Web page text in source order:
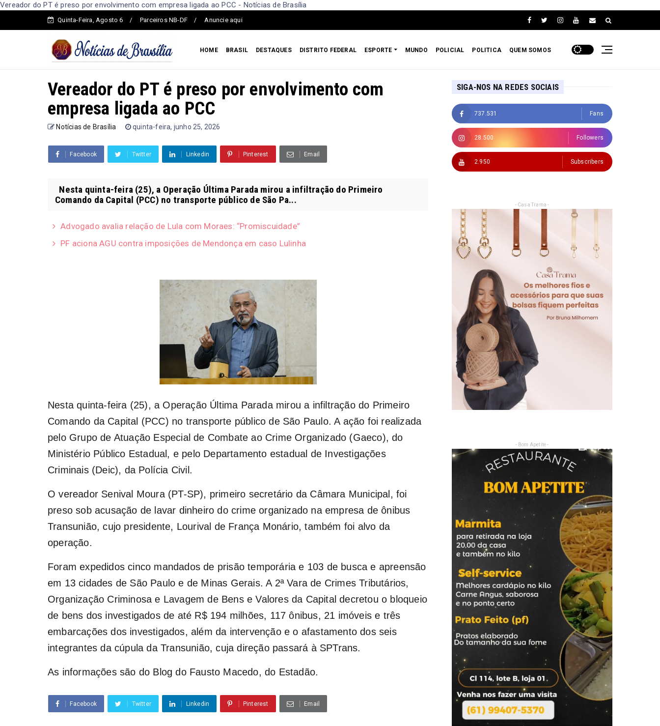
Vereador do PT é preso por envolvimento com empresa ligada ao PCC - Notícias de Brasília
Quinta-Feira, Agosto 6 Parceiros NB-DF Anuncie aqui
HOME BRASIL DESTAQUES DISTRITO FEDERAL ESPORTE MUNDO POLICIAL POLITICA QUEM SOMOS
Vereador do PT é preso por envolvimento com
empresa ligada ao PCC
Notícias de Brasília quinta-feira, junho 25, 2026
Facebook Twitter Linkedin Pinterest Email
Nesta quinta-feira (25), a Operação Última Parada mirou a infiltração do Primeiro
Comando da Capital (PCC) no transporte público de São Pa...
Advogado avalia relação de Lula com Moraes: “Promiscuidade”
PF aciona AGU contra imposições de Mendonça em caso Lulinha
Nesta quinta-feira (25), a Operação Última Parada mirou a infiltração do Primeiro
Comando da Capital (PCC) no transporte público de São Paulo. A ação foi realizada
pelo Grupo de Atuação Especial de Combate ao Crime Organizado (Gaeco), do
Ministério Público Estadual, e pelo Departamento estadual de Investigações
Criminais (Deic), da Polícia Civil.
O vereador Senival Moura (PT-SP), primeiro secretário da Câmara Municipal, foi
preso sob acusação de lavar dinheiro do crime organizado na empresa de ônibus
Transunião, cujo presidente, Lourival de França Monário, também foi alvo da
operação.
Foram expedidos cinco mandados de prisão temporária e 103 de busca e apreensão
em 13 cidades de São Paulo e de Minas Gerais. A 2ª Vara de Crimes Tributários,
Organização Criminosa e Lavagem de Bens e Valores da Capital decretou o bloqueio
de bens dos investigados de até R$ 194 milhões, 117 ônibus, 21 imóveis e três
embarcações dos investigados, além da intervenção e o afastamento dos seis
integrantes da cúpula da Transunião, cuja direção passará à SPTrans.
As informações são do Blog do Fausto Macedo, do Estadão.
Facebook Twitter Linkedin Pinterest Email
SIGA-NOS NA REDES SOCIAIS
737.531 Fans
28.500 Followers
2.950 Subscribers
- Casa Trama -
- Bom Apetite -